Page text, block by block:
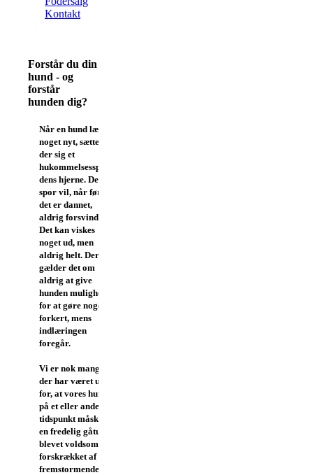
Kontakt
Forstår du din
hund - og
forstår
hunden dig?
Når en hund lærer
noget nyt, sætter
der sig et
hukommelsesspor i
dens hjerne. Dette
spor vil, når først
det er dannet,
aldrig forsvinde.
Det kan viskes
noget ud, men
aldrig helt. Derfor
gælder det om
aldrig at give
hunden mulighed
for at gøre noget
forkert, mens
indlæringen
foregår.
Vi er nok mange,
der har været ude
for, at vores hund
på et eller andet
tidspunkt måske på
en fredelig gåtur er
blevet voldsomt
forskrækket af en
fremstormende